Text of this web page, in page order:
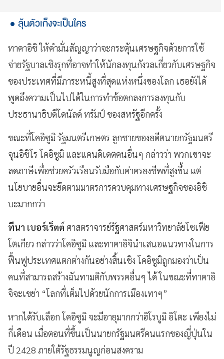
ลุ้นตัวเก็งจะเป็นใคร
ทาคาอิชิ ให้คำมั่นสัญญาว่าจะกระตุ้นเศรษฐกิจด้วยการใช้
จ่ายรัฐบาลเชิงรุกที่อาจทำให้นักลงทุนกังวลเกี่ยวกับเศรษฐกิจ
ของประเทศที่มีภาระหนี้สูงที่สุดแห่งหนึ่งของโลก เธอยังได้
พูดถึงความเป็นไปได้ในการทำข้อตกลงการลงทุนกับ
ประธานาธิบดีโดนัลด์ ทรัมป์ ของสหรัฐอีกครั้ง
ขณะที่โคอิซูมิ รัฐมนตรีเกษตร ลูกชายของอดีตนายกรัฐมนตรี
จุนอิชิโร โคอิซูมิ และแคนดิเดตคนอื่นๆ กล่าวว่า พวกเขาจะ
ลดภาษีเพื่อช่วยครัวเรือนรับมือกับค่าครองชีพที่สูงขึ้น แต่
นโยบายอื่นจะยึดตามมาตรการควบคุมทางเศรษฐกิจของอิชิ
บะมากกว่า
ทีนา เบอร์เร็ตต์ ศาสตราจารย์รัฐศาสตร์มหาวิทยาลัยโซเฟีย
โตเกียว กล่าวว่าโคอิซูมิ และทาคาอิจินำเสนอแนวทางในการ
ฟื้นฟูประเทศแตกต่างกันอย่างสิ้นเชิง โคอิซูมิถูกมองว่าเป็น
คนที่สามารถสร้างฉันทามติกับพรรคอื่นๆ ได้ ในขณะที่ทาคาอิ
จิจะเขย่า “โลกที่เต็มไปด้วยนักการเมืองเทาๆ”
หากได้รับเลือก โคอิซูมิ จะมีอายุมากกว่าฮิโรบูมิ อิโตะ เพียงไม่
กี่เดือน เมื่อตอนที่ขึ้นเป็นนายกรัฐมนตรีคนแรกของญี่ปุ่นใน
ปี 2428 ภายใต้รัฐธรรมนูญก่อนสงคราม